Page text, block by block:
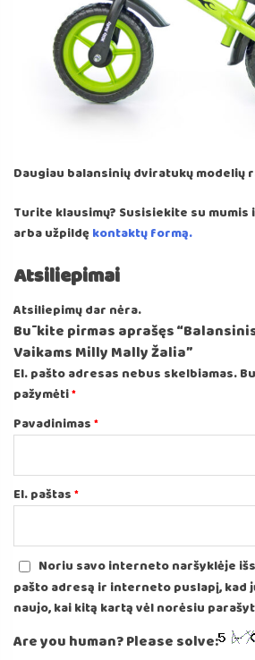
Daugiau balansinių dviratukų modelių
Turite klausimų? Susisiekite su
arba užpildękontaktų formą.
Atsiliepimai
Atsiliepimų dar nėra.
Būkite pirmas aprašęs
Vaikams Milly Mally Žalia”
El. pašto adresas nebus skelbiamas.
pažymėti*
Pavadinimas*
El. paštas*
Noriu savo interneto naršyklėje
pašto adresą ir interneto puslapį, kad
naujo, kai kitą kartą vėl norėsiu
Are you human? Please solve: